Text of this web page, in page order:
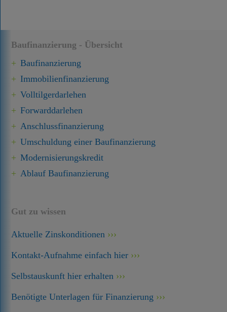
Baufinanzierung - Übersicht
Baufinanzierung
Immobilien­finanzierung
Volltilgerdarlehen
Forward­darlehen
Anschluss­finanzierung
Umschuldung einer Baufinanzierung
Modernisierungskredit
Ablauf Baufinanzierung
Gut zu wissen
Aktuelle Zinskonditionen
Kontakt-Aufnahme einfach hier
Selbstauskunft hier erhalten
Benötigte Unterlagen für Finanzierung